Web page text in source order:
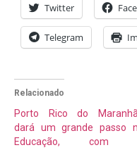
Twitter
Telegram
Relacionado
Porto Rico do
dará um grande passo
Educação, com